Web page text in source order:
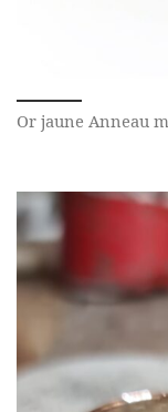
Or jaune Anneau